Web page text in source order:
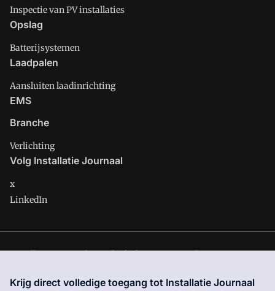
Inspectie van PV installaties
Opslag
Batterijsystemen
Laadpalen
Aansluiten laadinrichting
EMS
Branche
Verlichting
Volg Installatie Journaal
x
LinkedIn
Installatie Journaal is onderdeel van VMN media. Lees inons
site zijn de volgende regelingen van toepassing:Algemene
Krijg direct volledige toegang tot Installatie Journaal